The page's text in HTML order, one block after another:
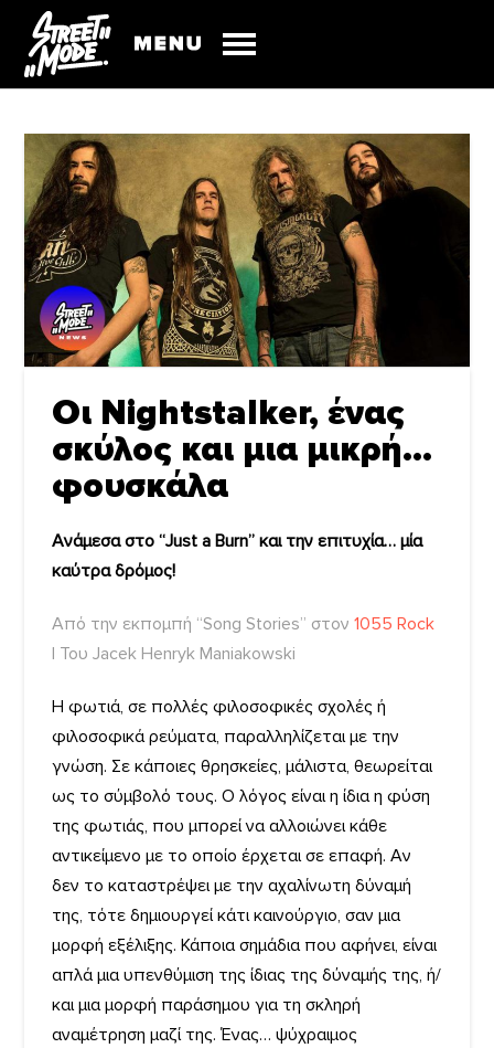
Οι Nightstalker, ένας
σκύλος και μια μικρή…
φουσκάλα
Ανάμεσα στο “Just a Burn” και την επιτυχία… μία
καύτρα δρόμος!
Από την εκπομπή “Song Stories” στον1055 Rock
| Του Jacek Henryk Maniakowski
Η φωτιά, σε πολλές φιλοσοφικές σχολές ή
φιλοσοφικά ρεύματα, παραλληλίζεται με την
γνώση. Σε κάποιες θρησκείες, μάλιστα, θεωρείται
ως το σύμβολό τους. Ο λόγος είναι η ίδια η φύση
της φωτιάς, που μπορεί να αλλοιώνει κάθε
αντικείμενο με το οποίο έρχεται σε επαφή. Αν
δεν το καταστρέψει με την αχαλίνωτη δύναμή
της, τότε δημιουργεί κάτι καινούργιο, σαν μια
μορφή εξέλιξης. Κάποια σημάδια που αφήνει, είναι
απλά μια υπενθύμιση της ίδιας της δύναμής της, ή/
και μια μορφή παράσημου για τη σκληρή
αναμέτρηση μαζί της. Ένας… ψύχραιμος